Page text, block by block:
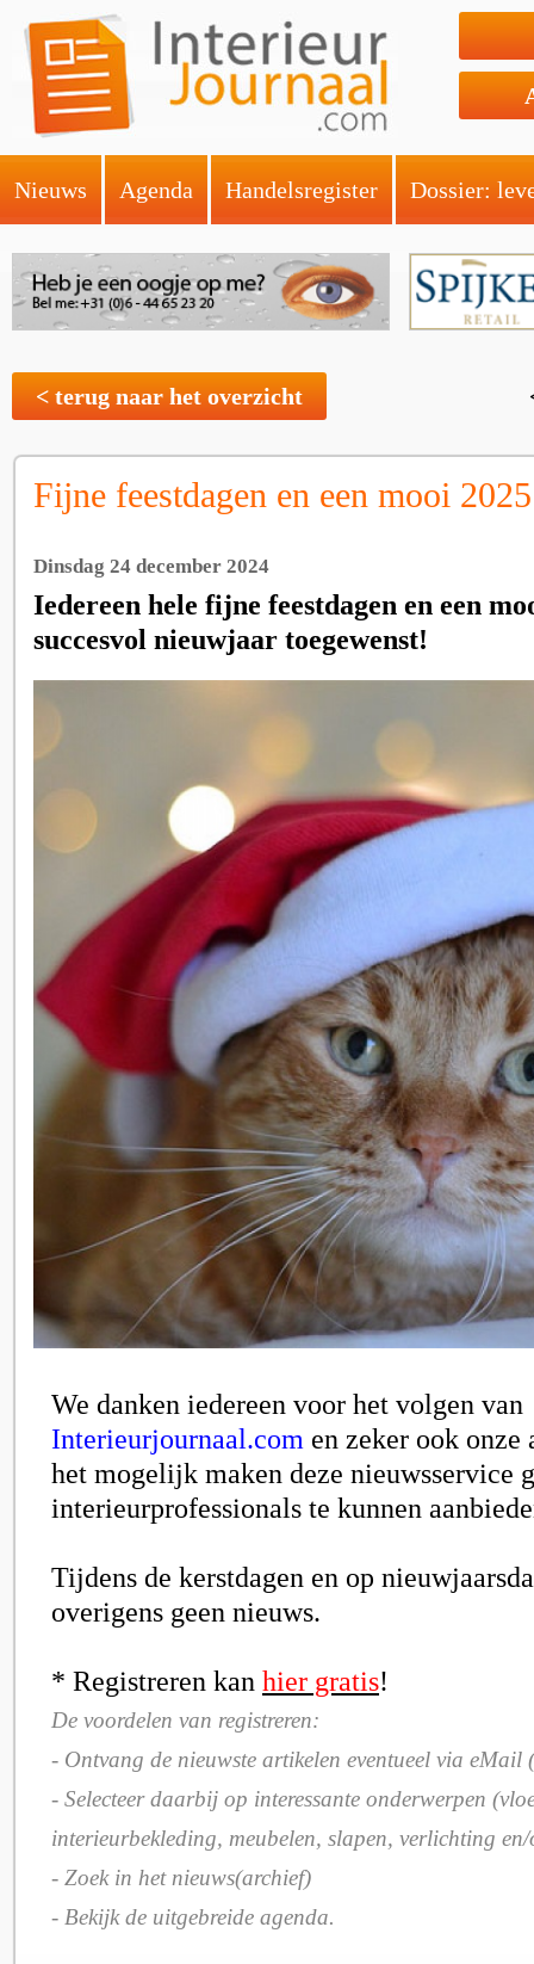
Nieuws Agenda Handelsregister Dossier:
< terug naar het overzicht
Fijne feestdagen en een mooi
Dinsdag 24 december 2024
Iedereen hele fijne feestdagen en een
succesvol nieuwjaar toegewenst!
We danken iedereen voor het volgen van
Interieurjournaal.com en zeker ook onze
het mogelijk maken deze nieuwsservice
interieurprofessionals te kunnen
Tijdens de kerstdagen en op
overigens geen nieuws.
* Registreren kan hier gratis!
De voordelen van registreren:
- Ontvang de nieuwste artikelen eventueel via eMail
- Selecteer daarbij op interessante onderwerpen
interieurbekleding, meubelen, slapen, verlichting
- Zoek in het nieuws(archief)
- Bekijk de uitgebreide agenda.